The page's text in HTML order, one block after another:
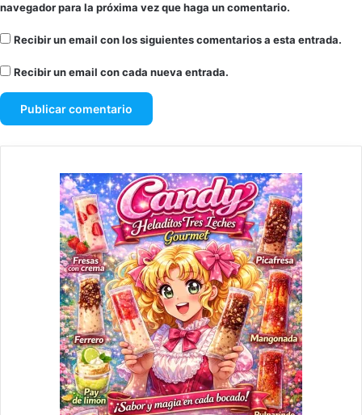
navegador para la próxima vez que haga un comentario.
Recibir un email con los siguientes comentarios a esta entrada.
Recibir un email con cada nueva entrada.